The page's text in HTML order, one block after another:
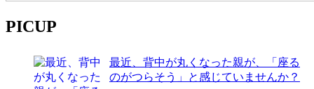
PICUP
最近、背中が丸くなった親が、「座る
のがつらそう」と感じていませんか？